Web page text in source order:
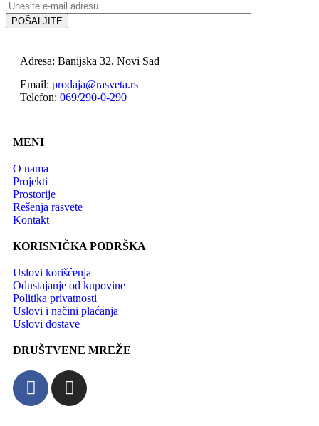
Adresa: Banijska 32, Novi Sad
Email: prodaja@rasveta.rs
Telefon: 069/290-0-290
MENI
O nama
Projekti
Prostorije
Rešenja rasvete
Kontakt
KORISNIČKA PODRŠKA
Uslovi korišćenja
Odustajanje od kupovine
Politika privatnosti
Uslovi i načini plaćanja
Uslovi dostave
DRUŠTVENE MREŽE